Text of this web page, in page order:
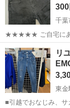
300
千葉
★★★★★ ご自宅にあ
みしませんか？ 家電
衣料服飾品、生活雑
ち込めます！ ※詳細
千葉 千葉市
リ
東金
■引越でおなじみ、